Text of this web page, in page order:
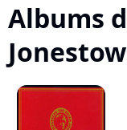
Albums